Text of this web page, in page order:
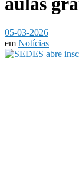
05-03-2026
em Notícias